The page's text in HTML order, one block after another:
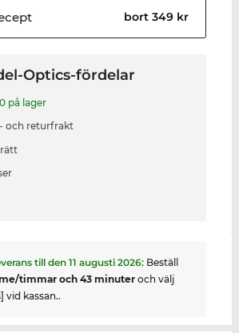
bort 349 kr
Optics-fördelar
på lager
och returfrakt
till den 11 augusti 2026: Beställ
timmar och 43 minuteroch välj
vid kassan..